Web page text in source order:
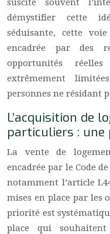
suscite souvent
démystifier cette
séduisante, cette
encadrée par des
opportunités
extrêmement
personnes ne résidant
L’acquisition de
particuliers :
La vente de
encadrée par le Code
notamment l’article
mises en place par les
priorité est
place qui